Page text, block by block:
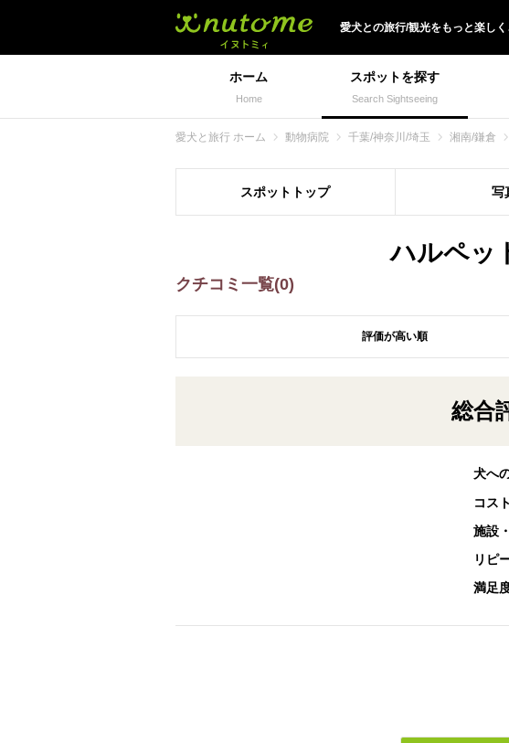
愛犬との旅行/観光をもっと楽しく
ホーム
Home
スポットを探す
Search Sightseeing
愛犬と旅行 ホーム 動物病院 千葉/神奈川/埼玉 湘南/鎌倉
スポット トップ 写
ハルペッ
クチコミ一覧(0)
評価が高い順
総合
犬へ
コス
施設
リピ
満足